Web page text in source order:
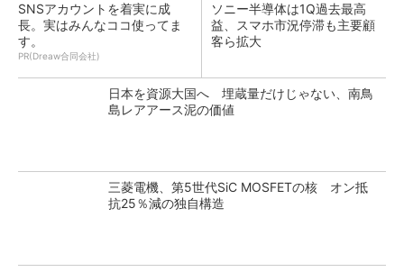
SNSアカウントを着実に成
長。実はみんなココ使ってま
す。
PR(Dreaw合同会社)
ソニー半導体は1Q過去最高
益、スマホ市況停滞も主要顧
客ら拡大
日本を資源大国へ 埋蔵量だけじゃない、南鳥
島レアアース泥の価値
三菱電機、第5世代SiC MOSFETの核 オン抵
抗25％減の独自構造